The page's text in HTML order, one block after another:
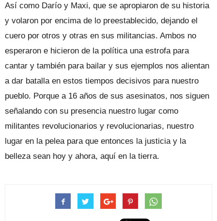
Así como Darío y Maxi, que se apropiaron de su historia
y volaron por encima de lo preestablecido, dejando el
cuero por otros y otras en sus militancias. Ambos no
esperaron e hicieron de la política una estrofa para
cantar y también para bailar y sus ejemplos nos alientan
a dar batalla en estos tiempos decisivos para nuestro
pueblo. Porque a 16 años de sus asesinatos, nos siguen
señalando con su presencia nuestro lugar como
militantes revolucionarios y revolucionarias, nuestro
lugar en la pelea para que entonces la justicia y la
belleza sean hoy y ahora, aquí en la tierra.